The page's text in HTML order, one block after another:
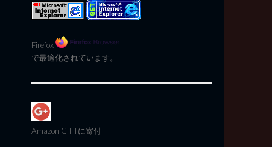
Firefox
で最適化されています。
Amazon GIFTに寄付